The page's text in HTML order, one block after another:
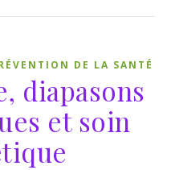
DE LA SANTÉ
diapasons
et soin